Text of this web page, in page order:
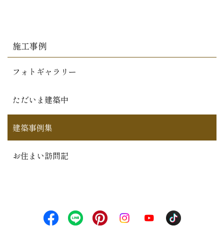
施工事例
フォトギャラリー
ただいま建築中
建築事例集
お住まい訪問記